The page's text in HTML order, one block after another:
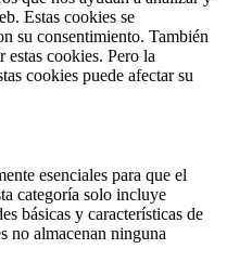
Estas cookies se
su consentimiento. También
cookies. Pero la
cookies puede afectar su
esenciales para que el
categoría solo incluye
básicas y características de
no almacenan ninguna